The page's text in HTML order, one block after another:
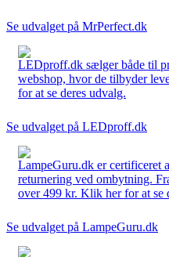
Se udvalget på MrPerfect.dk
LEDproff.dk sælger både til
webshop, hvor de tilbyder
for at se deres udvalg.
Se udvalget på LEDproff.dk
LampeGuru.dk er certificeret
returnering ved ombytning.
over 499 kr. Klik her for at se
Se udvalget på LampeGuru.dk